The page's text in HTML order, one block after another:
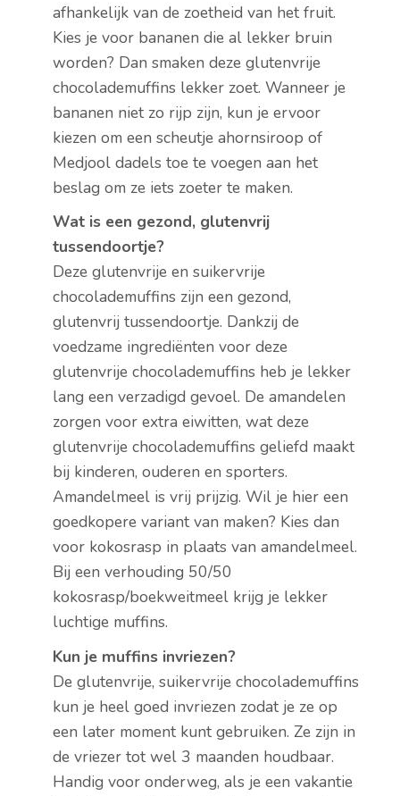
afhankelijk van de zoetheid van het fruit.
Kies je voor bananen die al lekker bruin
worden? Dan smaken deze glutenvrije
chocolademuffins lekker zoet. Wanneer je
bananen niet zo rijp zijn, kun je ervoor
kiezen om een scheutje ahornsiroop of
Medjool dadels toe te voegen aan het
beslag om ze iets zoeter te maken.
Wat is een gezond, glutenvrij
tussendoortje?
Deze glutenvrije en suikervrije
chocolademuffins zijn een gezond,
glutenvrij tussendoortje. Dankzij de
voedzame ingrediënten voor deze
glutenvrije chocolademuffins heb je lekker
lang een verzadigd gevoel. De amandelen
zorgen voor extra eiwitten, wat deze
glutenvrije chocolademuffins geliefd maakt
bij kinderen, ouderen en sporters.
Amandelmeel is vrij prijzig. Wil je hier een
goedkopere variant van maken? Kies dan
voor kokosrasp in plaats van amandelmeel.
Bij een verhouding 50/50
kokosrasp/boekweitmeel krijg je lekker
luchtige muffins.
Kun je muffins invriezen?
De glutenvrije, suikervrije chocolademuffins
kun je heel goed invriezen zodat je ze op
een later moment kunt gebruiken. Ze zijn in
de vriezer tot wel 3 maanden houdbaar.
Handig voor onderweg, als je een vakantie